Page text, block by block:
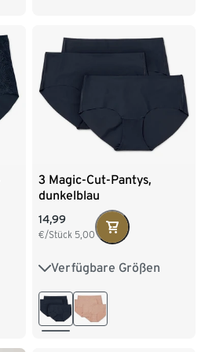
3 Magic-Cut-Pantys,
dunkelblau
14,99
€/Stück 5,00
Verfügbare Größen
XS 32/34 S 36/38
M 40/42